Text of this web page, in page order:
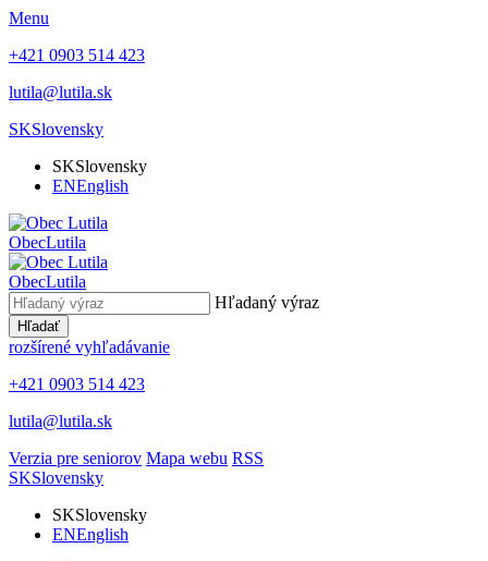
Menu
+421 0903 514 423
lutila@lutila.sk
SKSlovensky
SKSlovensky
ENEnglish
ObecLutila
ObecLutila
Hľadaný výraz
Hľadať
rozšírené vyhľadávanie
+421 0903 514 423
lutila@lutila.sk
Verzia pre seniorov Mapa webu RSS
SKSlovensky
SKSlovensky
ENEnglish